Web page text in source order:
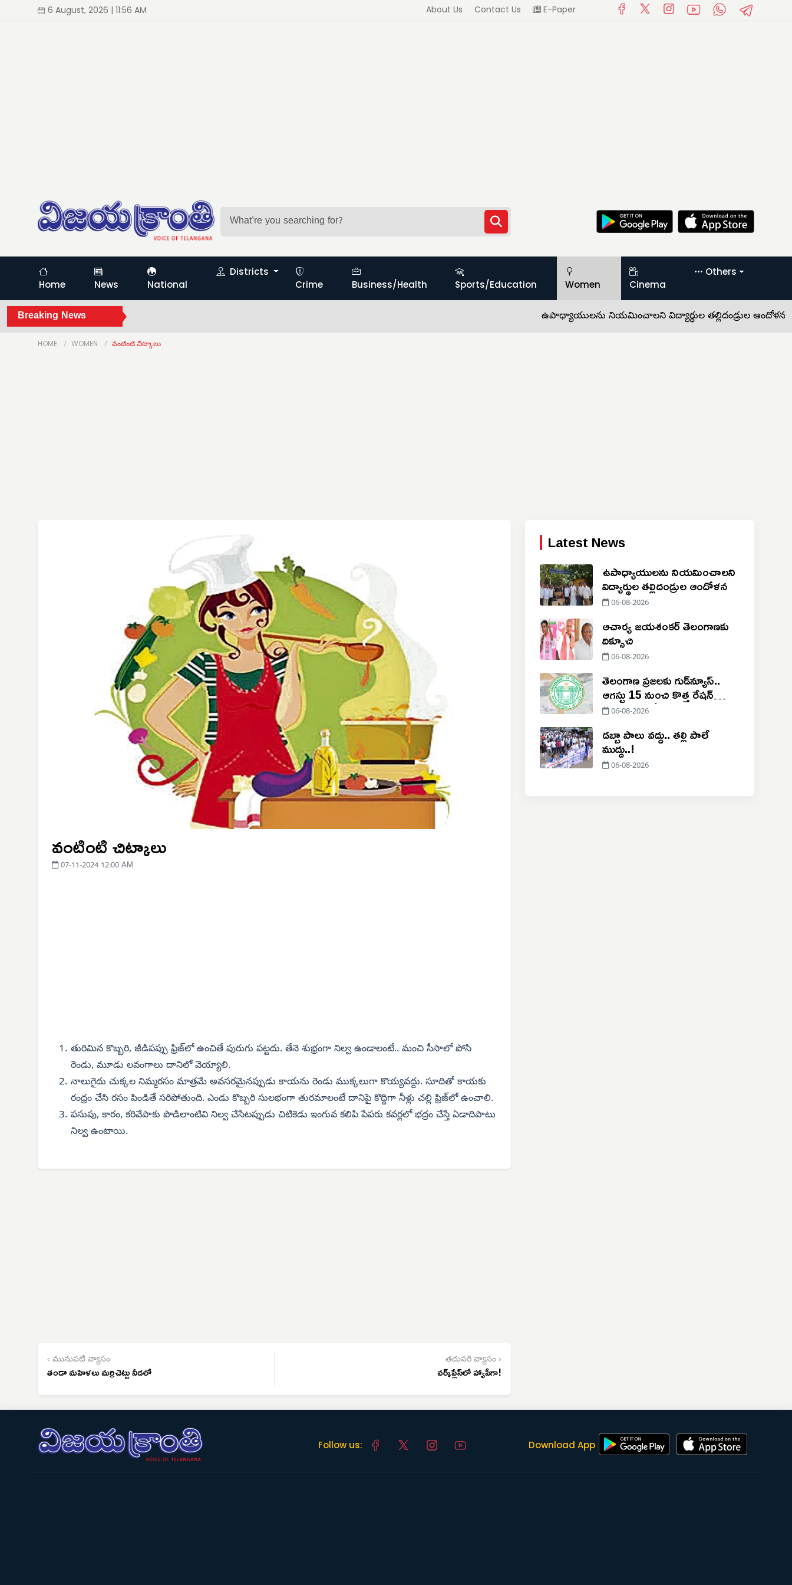
6 August, 2026 | 11:56 AM About Us Contact Us E-Paper
Home News National
Districts
Crime
Business/Health Sports/Education Women Cinema
Others
Breaking News ఉపాధ్యాయులను నియమించాలని విద్యార్థుల తల్లిదండ్రుల ఆందోళన •
HOME WOMEN వంటింటి చిట్కాలు
వంటింటి చిట్కాలు
07-11-2024 12:00 AM
తురిమిన కొబ్బరి, జీడిపప్పు ఫ్రిజ్‌లో ఉంచితే పురుగు పట్టదు. తేనె శుభ్రంగా నిల్వ ఉండాలంటే.. మంచి సీసాలో పోసి
రెండు, మూడు లవంగాలు దానిలో వెయ్యాలి.
నాలుగైదు చుక్కల నిమ్మరసం మాత్రమే అవసరమైనప్పుడు కాయను రెండు ముక్కలుగా కొయ్యవద్దు. సూదితో కాయకు
రంధ్రం చేసి రసం పిండితే సరిపోతుంది. ఎండు కొబ్బరి సులభంగా తురమాలంటే దానిపై కొద్దిగా నీళ్లు చల్లి ఫ్రిజ్‌లో ఉంచాలి.
పసుపు, కారం, కరివేపాకు పొడిలాంటివి నిల్వ చేసేటప్పుడు చిటికెడు ఇంగువ కలిపి పేపరు కవర్లలో భద్రం చేస్తే ఏడాదిపాటు
నిల్వ ఉంటాయి.
‹ మునుపటి వ్యాసం
తండా మహిళలు మర్రిచెట్టు నీడలో
తదుపరి వ్యాసం ›
వర్క్‌ప్లేస్‌లో హ్యాపీగా!
Latest News
ఉపాధ్యాయులను నియమించాలని
విద్యార్థుల తల్లిదండ్రుల ఆందోళన
06-08-2026
ఆచార్య జయశంకర్ తెలంగాణకు
దిక్సూచి
06-08-2026
తెలంగాణ ప్రజలకు గుడ్‌న్యూస్..
ఆగస్టు 15 నుంచి కొత్త రేషన్
కార్డుల పంపిణీ
06-08-2026
డబ్బా పాలు వద్దు.. తల్లి పాలే
ముద్దు..!
06-08-2026
Follow us: Download App